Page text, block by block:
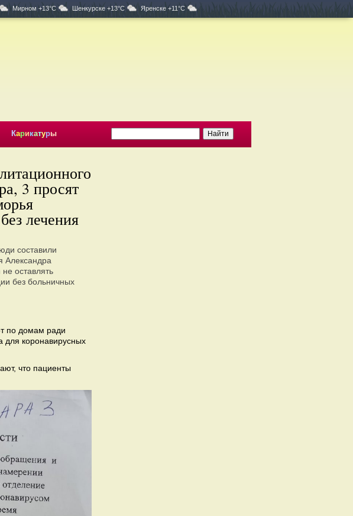
Мирном +13°C Шенкурске +13°C Яренске +11°C
Карикатуры
3 просят
лечения
составили
Александра
оставлять
без больничных
по домам ради
для коронавирусных
что пациенты